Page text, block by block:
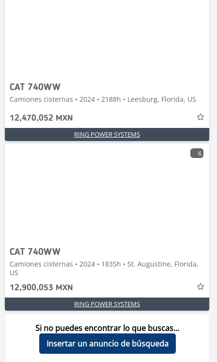
CAT 740WW
Camiones cisternas • 2024 • 2188h • Leesburg, Florida, US
12,470,052 MXN
RING POWER SYSTEMS
6
CAT 740WW
Camiones cisternas • 2024 • 1835h • St. Augustine, Florida,
US
12,900,053 MXN
RING POWER SYSTEMS
Si no puedes encontrar lo que buscas...
Insertar un anuncio de búsqueda